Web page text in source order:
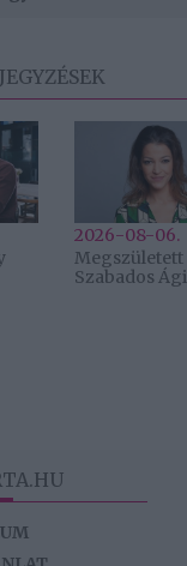
2026-08-06.
Megszületett
Szabados